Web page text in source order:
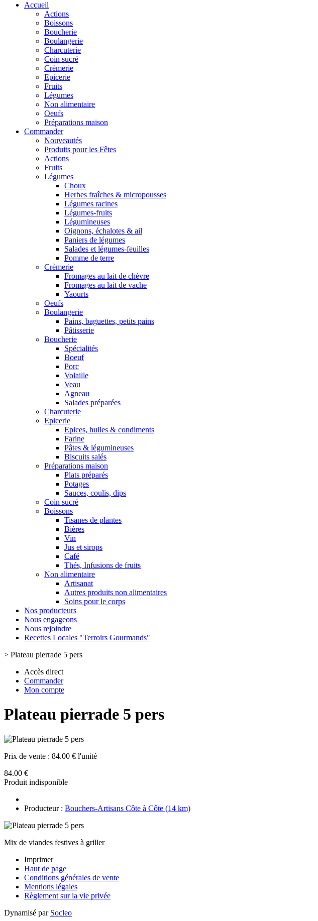
Accueil
Actions
Boissons
Boucherie
Boulangerie
Charcuterie
Coin sucré
Crèmerie
Epicerie
Fruits
Légumes
Non alimentaire
Oeufs
Préparations maison
Commander
Nouveautés
Produits pour les Fêtes
Actions
Fruits
Légumes
Choux
Herbes fraîches & micropousses
Légumes racines
Légumes-fruits
Légumineuses
Oignons, échalotes & ail
Paniers de légumes
Salades et légumes-feuilles
Pomme de terre
Crèmerie
Fromages au lait de chèvre
Fromages au lait de vache
Yaourts
Oeufs
Boulangerie
Pains, baguettes, petits pains
Pâtisserie
Boucherie
Spécialités
Boeuf
Porc
Volaille
Veau
Agneau
Salades préparées
Charcuterie
Epicerie
Epices, huiles & condiments
Farine
Pâtes & légumineuses
Biscuits salés
Préparations maison
Plats préparés
Potages
Sauces, coulis, dips
Coin sucré
Boissons
Tisanes de plantes
Bières
Vin
Jus et sirops
Café
Thés, Infusions de fruits
Non alimentaire
Artisanat
Autres produits non alimentaires
Soins pour le corps
Nos producteurs
Nous engageons
Nous rejoindre
Recettes Locales "Terroirs Gourmands"
> Plateau pierrade 5 pers
Accès direct
Commander
Mon compte
Plateau pierrade 5 pers
Prix de vente : 84.00 € l'unité
84.00 €
Produit indisponible
Producteur : Bouchers-Artisans Côte à Côte (14 km)
Mix de viandes festives à griller
Imprimer
Haut de page
Conditions générales de vente
Mentions légales
Règlement sur la vie privée
Dynamisé par Socleo